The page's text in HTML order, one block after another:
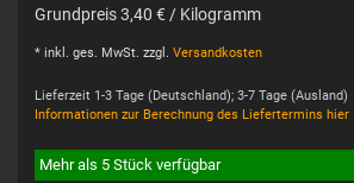
Grundpreis3,40 € / Kilogramm
* inkl. ges. MwSt. zzgl. Versandkosten
Lieferzeit 1-3 Tage (Deutschland); 3-7 Tage (Ausland)
Informationen zur Berechnung des Liefertermins hier
Mehr als 5 Stück verfügbar